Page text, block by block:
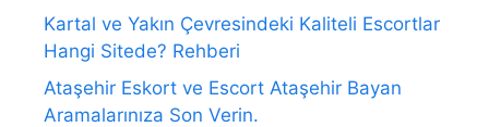
Kartal ve Yakın Çevresindeki Kaliteli Escortlar
Hangi Sitede? Rehberi
Ataşehir Eskort ve Escort Ataşehir Bayan
Aramalarınıza Son Verin.